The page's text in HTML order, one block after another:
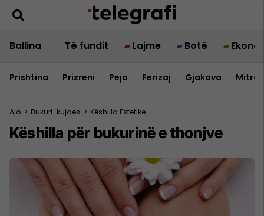
Ballina Të fundit Lajme Botë
Prishtina Prizreni Peja Ferizaj Gjakova
Ajo > Bukuri-kujdes > Këshilla Estetike
Këshilla për bukurinë e thonjve